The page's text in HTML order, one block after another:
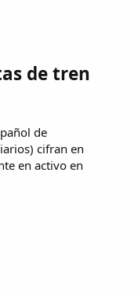
de tren
de
cifran en
en activo en